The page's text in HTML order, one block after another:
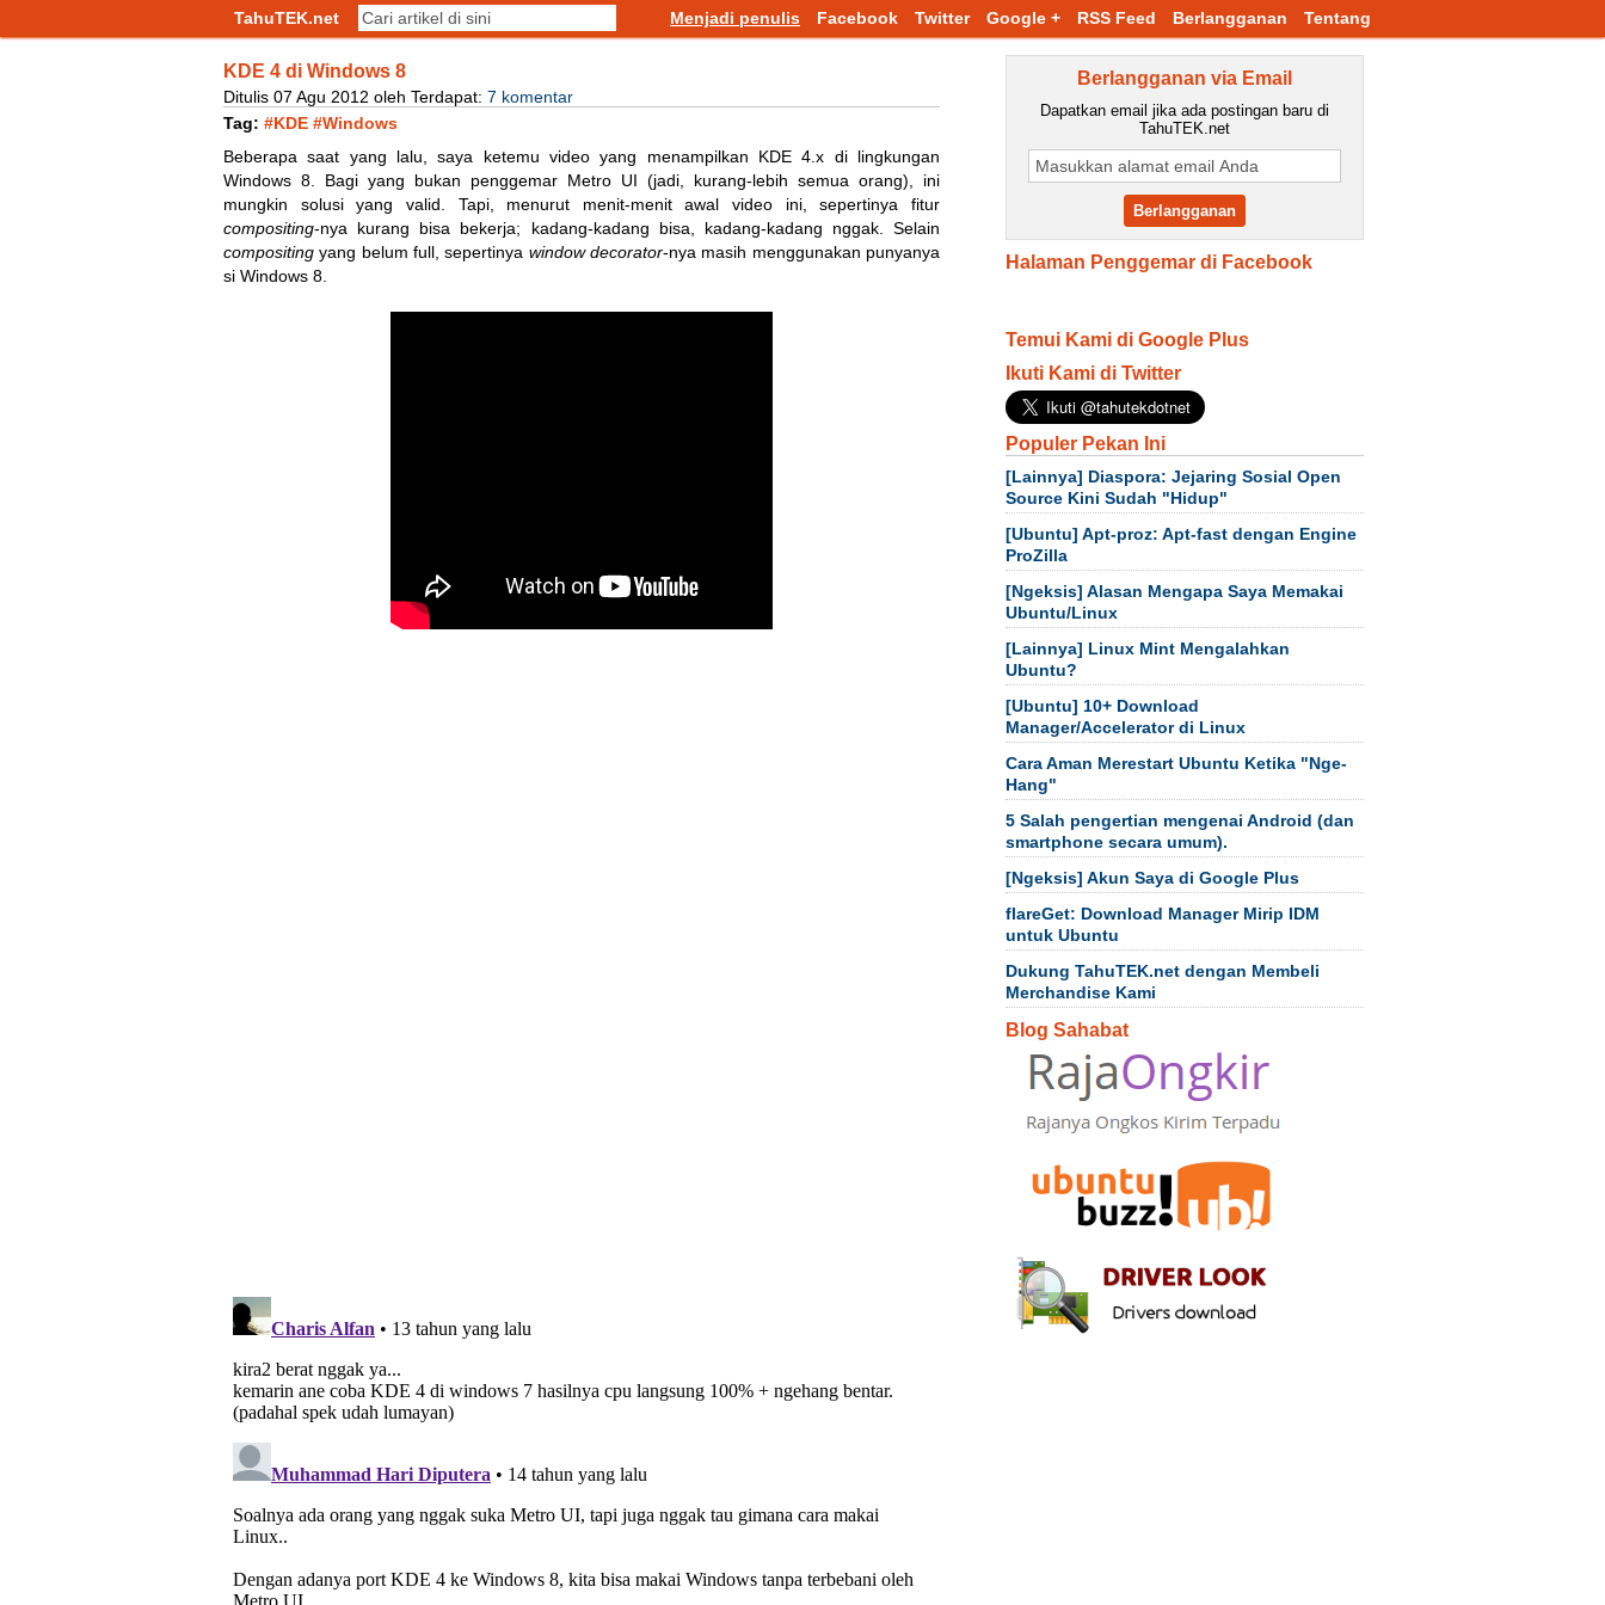
TahuTEK.net Menjadi penulis Facebook Twitter Google + RSS Feed Berlangganan Tentang
KDE 4 di Windows 8
Ditulis 07 Agu 2012 oleh Terdapat: 7 komentar
Tag: #KDE #Windows
Beberapa saat yang lalu, saya ketemu video yang menampilkan KDE 4.x di lingkungan
Windows 8. Bagi yang bukan penggemar Metro UI (jadi, kurang-lebih semua orang), ini
mungkin solusi yang valid. Tapi, menurut menit-menit awal video ini, sepertinya fitur
compositing-nya kurang bisa bekerja; kadang-kadang bisa, kadang-kadang nggak. Selain
compositingyang belum full, sepertinya window decorator-nya masih menggunakan punyanya
si Windows 8.
Berlangganan via Email
Dapatkan email jika ada postingan baru di
TahuTEK.net
Halaman Penggemar di Facebook
Temui Kami di Google Plus
Ikuti Kami di Twitter
Populer Pekan Ini
[Lainnya] Diaspora: Jejaring Sosial Open
Source Kini Sudah "Hidup"
[Ubuntu] Apt-proz: Apt-fast dengan Engine
ProZilla
[Ngeksis] Alasan Mengapa Saya Memakai
Ubuntu/Linux
[Lainnya] Linux Mint Mengalahkan
Ubuntu?
[Ubuntu] 10+ Download
Manager/Accelerator di Linux
Cara Aman Merestart Ubuntu Ketika "Nge-
Hang"
5 Salah pengertian mengenai Android (dan
smartphone secara umum).
[Ngeksis] Akun Saya di Google Plus
flareGet: Download Manager Mirip IDM
untuk Ubuntu
Dukung TahuTEK.net dengan Membeli
Merchandise Kami
Blog Sahabat